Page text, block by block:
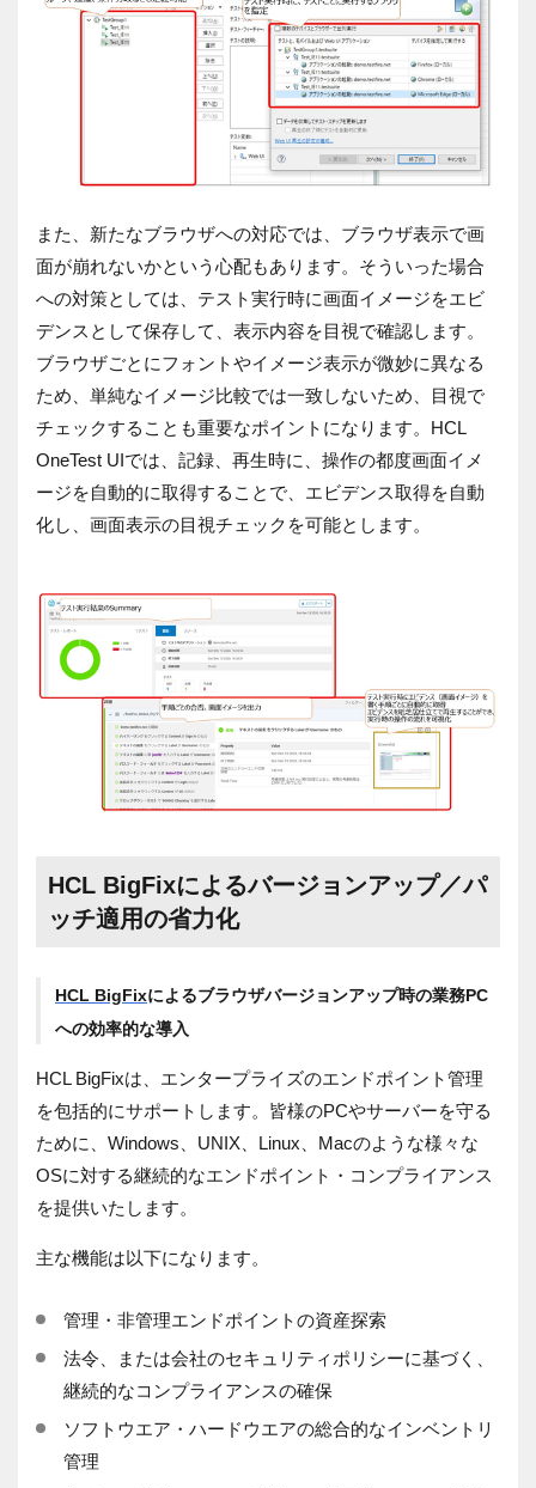
また、新たなブラウザへの対応では、ブラウザ表示で画
面が崩れないかという心配もあります。そういった場合
への対策としては、テスト実行時に画面イメージをエビ
デンスとして保存して、表示内容を目視で確認します。
ブラウザごとにフォントやイメージ表示が微妙に異なる
ため、単純なイメージ比較では一致しないため、目視で
チェックすることも重要なポイントになります。 HCL
OneTest UIでは、記録、再生時に、操作の都度画面イメ
ージを自動的に取得することで、エビデンス取得を自動
化し、画面表示の目視チェックを可能とします。
HCL BigFixによるバージョンアップ／パ
ッチ適用の省力化
HCL BigFixによるブラウザバージョンアップ時の業務PC
への効率的な導入
HCL BigFixは、エンタープライズのエンドポイント管理
を包括的にサポートします。皆様のPCやサーバーを守る
ために、Windows、UNIX、Linux、Macのような様々な
OSに対する継続的なエンドポイント・コンプライアンス
を提供いたします。
主な機能は以下になります。
管理・非管理エンドポイントの資産探索
法令、または会社のセキュリティポリシーに基づく、
継続的なコンプライアンスの確保
ソフトウエア・ハードウエアの総合的なインベントリ
管理